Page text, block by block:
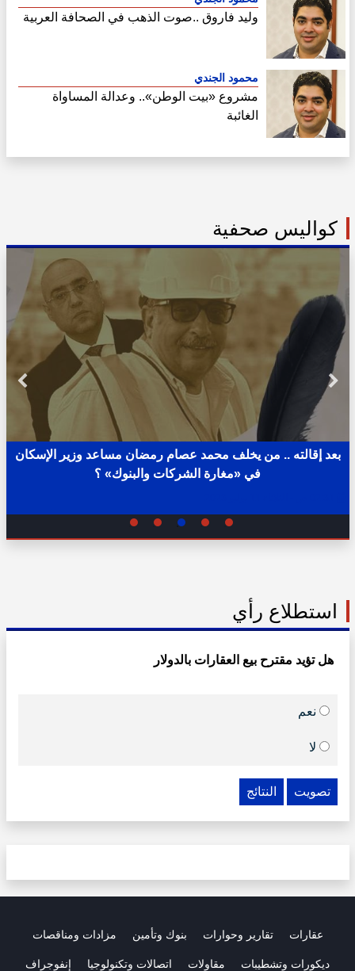
وليد فاروق ..صوت الذهب في الصحافة العربية
محمود الجندي
مشروع «بيت الوطن».. وعدالة المساواة
الغائبة
كواليس صحفية
بعد إقالته .. من يخلف محمد عصام رمضان مساعد وزير الإسكان
في «مغارة الشركات والبنوك» ؟
استطلاع رأي
هل تؤيد مقترح بيع العقارات بالدولار
نعم
لا
تصويت النتائج
عقارات تقارير وحوارات بنوك وتأمين مزادات ومناقصات
ديكورات وتشطيبات مقاولات اتصالات وتكنولوجيا إنفوجراف